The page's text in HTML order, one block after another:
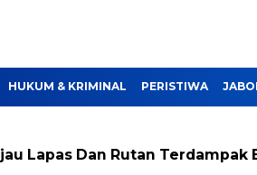
HUKUM & KRIMINAL PERISTIWA
Lapas Dan Rutan Terdampak